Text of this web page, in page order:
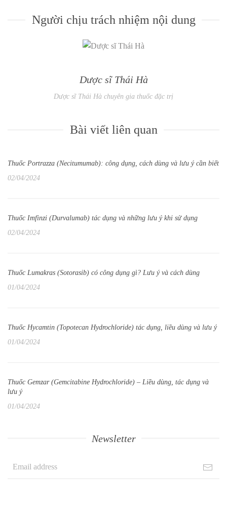
Người chịu trách nhiệm nội dung
Dược sĩ Thái Hà
Dược sĩ Thái Hà chuyên gia thuốc đặc trị
Bài viết liên quan
Thuốc Portrazza (Necitumumab): công dụng, cách dùng và lưu ý cần biết
02/04/2024
Thuốc Imfinzi (Durvalumab) tác dụng và những lưu ý khi sử dụng
02/04/2024
Thuốc Lumakras (Sotorasib) có công dụng gì? Lưu ý và cách dùng
01/04/2024
Thuốc Hycamtin (Topotecan Hydrochloride) tác dụng, liều dùng và lưu ý
01/04/2024
Thuốc Gemzar (Gemcitabine Hydrochloride) – Liều dùng, tác dụng và
lưu ý
01/04/2024
Newsletter